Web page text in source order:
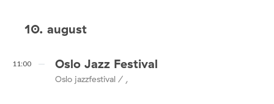
10. august
11:00 Oslo Jazz Festival
Oslo jazzfestival / ,